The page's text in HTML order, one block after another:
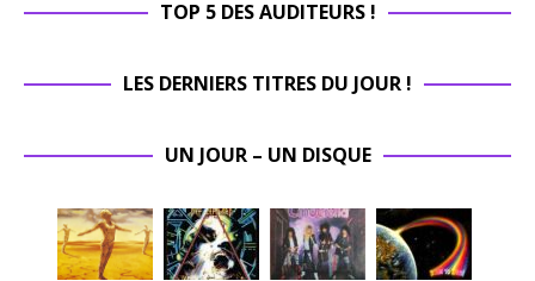
TOP 5 DES AUDITEURS !
LES DERNIERS TITRES DU JOUR !
UN JOUR – UN DISQUE